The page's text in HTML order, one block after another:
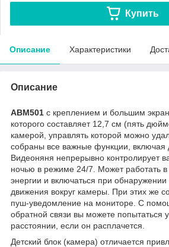
Купить
Описание Характеристики
Описание
ABM501 с креплением и большим
которого составляет 12,7 см (пять
камерой, управлять которой можно
собраны все важные функции, включая
Видеоняня непрерывно контролирует
ночью в режиме 24/7. Может работать
энергии и включаться при обнаружении
движения вокруг камеры. При этих же
пуш-уведомление на мониторе. С
обратной связи вы можете попытаться
расстоянии, если он расплачется.
Детский блок (камера) отличается